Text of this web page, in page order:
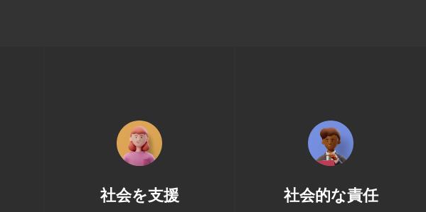
社会を支援 社会的な責任